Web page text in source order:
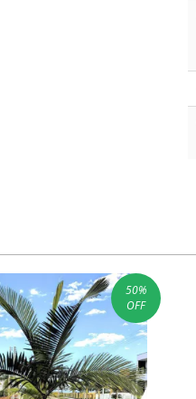
50%
OFF